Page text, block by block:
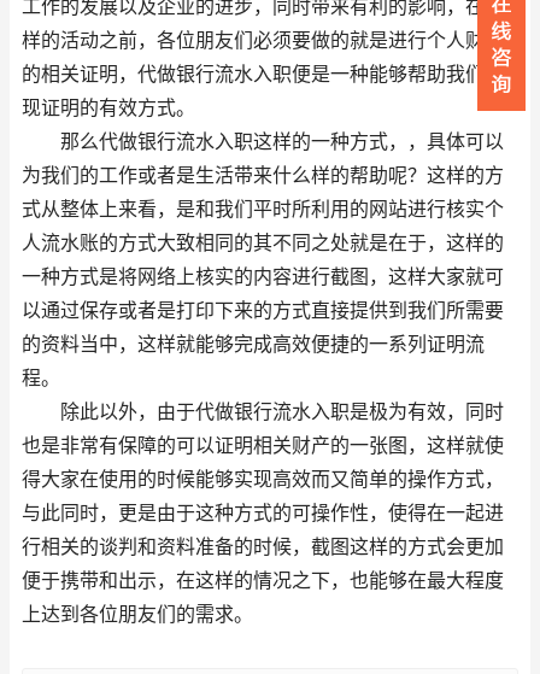
工作的发展以及企业的进步，同时带来有利的影响，在这
样的活动之前，各位朋友们必须要做的就是进行个人财产
的相关证明，代做银行流水入职便是一种能够帮助我们实
现证明的有效方式。
那么代做银行流水入职这样的一种方式，，具体可以
为我们的工作或者是生活带来什么样的帮助呢？这样的方
式从整体上来看，是和我们平时所利用的网站进行核实个
人流水账的方式大致相同的其不同之处就是在于，这样的
一种方式是将网络上核实的内容进行截图，这样大家就可
以通过保存或者是打印下来的方式直接提供到我们所需要
的资料当中，这样就能够完成高效便捷的一系列证明流
程。
除此以外，由于代做银行流水入职是极为有效，同时
也是非常有保障的可以证明相关财产的一张图，这样就使
得大家在使用的时候能够实现高效而又简单的操作方式，
与此同时，更是由于这种方式的可操作性，使得在一起进
行相关的谈判和资料准备的时候，截图这样的方式会更加
便于携带和出示，在这样的情况之下，也能够在最大程度
上达到各位朋友们的需求。